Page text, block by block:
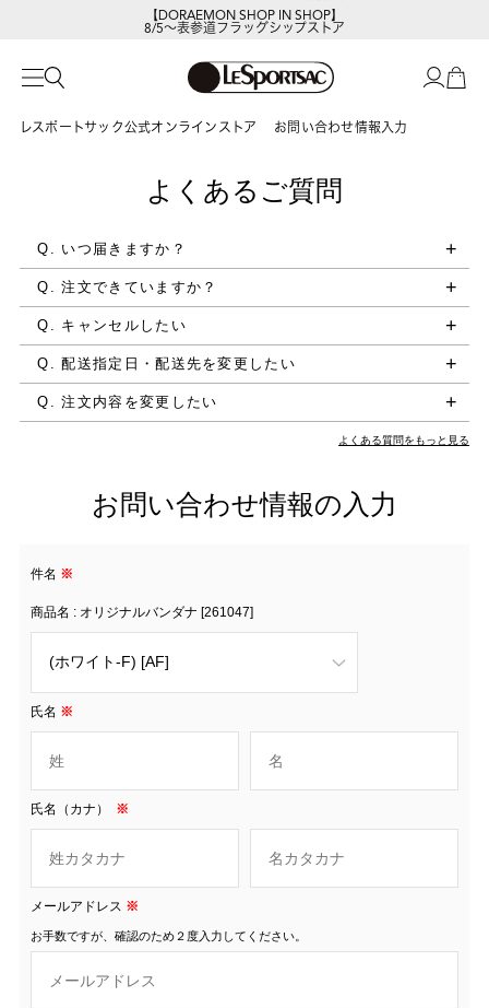
【DORAEMON SHOP IN SHOP】
8/5～表参道フラッグシップストア
レスポートサック公式オンラインストア お問い合わせ情報入力
よくあるご質問
Q. いつ届きますか？
Q. 注文できていますか？
Q. キャンセルしたい
Q. 配送指定日・配送先を変更したい
Q. 注文内容を変更したい
よくある質問をもっと見る
お問い合わせ情報の入力
件名 ※
商品名 : オリジナルバンダナ [261047]
氏名 ※
氏名（カナ） ※
メールアドレス ※
お手数ですが、確認のため２度入力してください。